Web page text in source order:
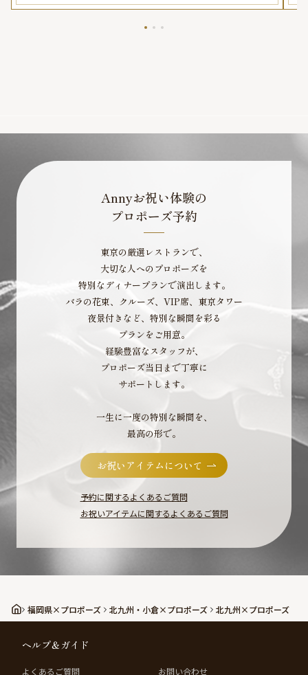
き
Annyお祝い体験の
プロポーズ予約
東京の厳選レストランで、
大切な人へのプロポーズを
特別なディナープランで演出します。
バラの花束、クルーズ、VIP席、東京タワー
夜景付きなど、特別な瞬間を彩る
プランをご用意。
経験豊富なスタッフが、
プロポーズ当日まで丁寧に
サポートします。
一生に一度の特別な瞬間を、
最高の形で。
お祝いアイテムについて
予約に関するよくあるご質問
お祝いアイテムに関するよくあるご質問
福岡県×プロポーズ 北九州・小倉×プロポーズ 北九州×プロポーズ
ヘルプ＆ガイド
よくあるご質問 お問い合わせ